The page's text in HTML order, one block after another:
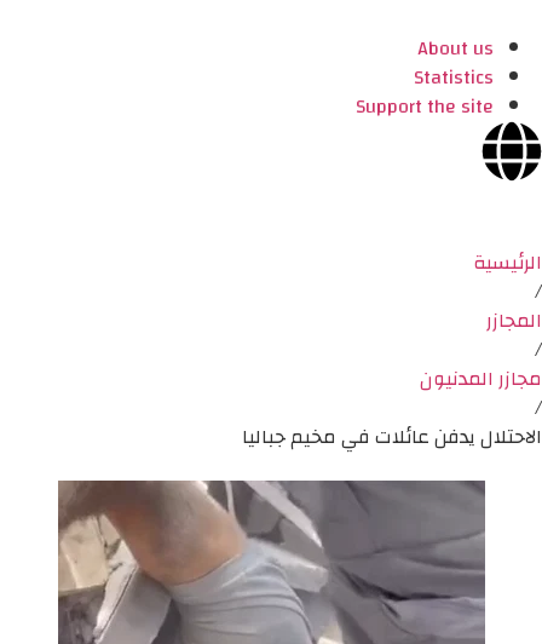
About us
Statistics
Support the site
الرئيسية
/
المجازر
/
مجازر المدنيون
/
الاحتلال يدفن عائلات في مخيم جباليا